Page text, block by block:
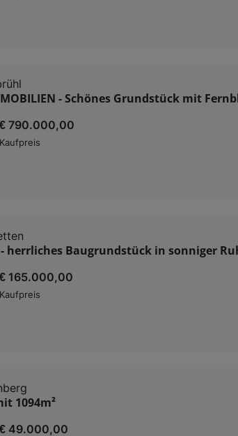
- Schönes Grundstück mit
€ 790.000,00
Kaufpreis
herrliches Baugrundstück in sonniger
€ 165.000,00
Kaufpreis
1094m²
€ 49.000,00